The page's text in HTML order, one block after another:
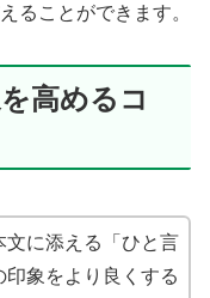
ることができます。
高めるコ
文に添える「ひと言
象をより良くする